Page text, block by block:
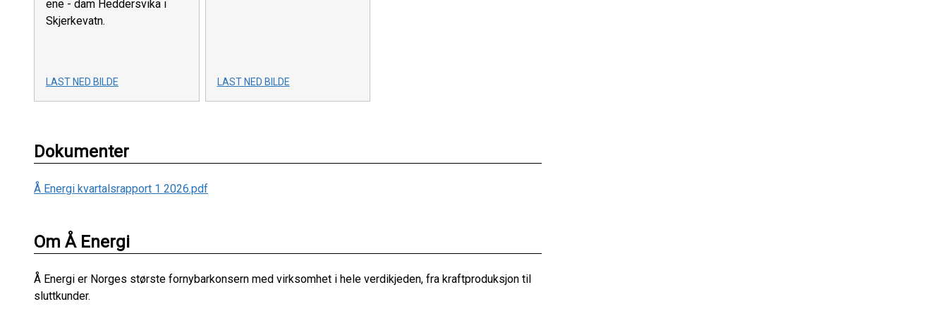
ene - dam Heddersvika i
Skjerkevatn.
LAST NED BILDE LAST NED BILDE
Dokumenter
Å Energi kvartalsrapport 1 2026.pdf
Om Å Energi
Å Energi er Norges største fornybarkonsern med virksomhet i hele verdikjeden, fra kraftproduksjon til
sluttkunder.